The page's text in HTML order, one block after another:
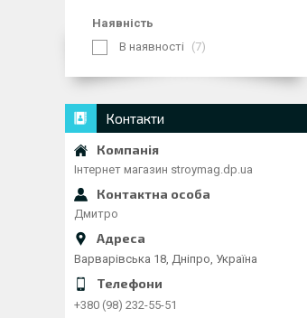
Наявність
В наявності
7
Контакти
Інтернет магазин stroymag.dp.ua
Дмитро
Варварівська 18, Дніпро, Україна
+380 (98) 232-55-51